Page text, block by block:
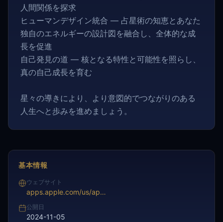
人間関係を探求
ヒューマンデザイン統合 — 占星術の知恵とあなた
独自のエネルギーの設計図を融合し、全体的な成
長を促進
自己発見の道 — 核となる特性と可能性を照らし、
真の自己成長を育む
星々の導きにより、より意図的でつながりのある
人生へと歩みを進めましょう。
基本情報
ウェブサイト
apps.apple.com/us/app/futurio-horoscope-astrology/id1334053681
公開日
2024-11-05